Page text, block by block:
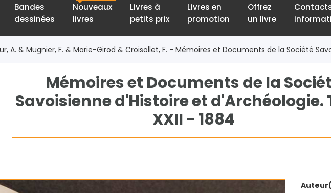
Bandes
dessinées
Nouveaux
livres
Livres à
petits prix
Livres en
promotion
Offrez
un livre
A. & Mugnier, F. & Marie-Girod & Croisollet, F. - Mémoires et Documents de la Société
Mémoires et Documents de la
Savoisienne d'Histoire et d'Archéologie.
XXII - 1884